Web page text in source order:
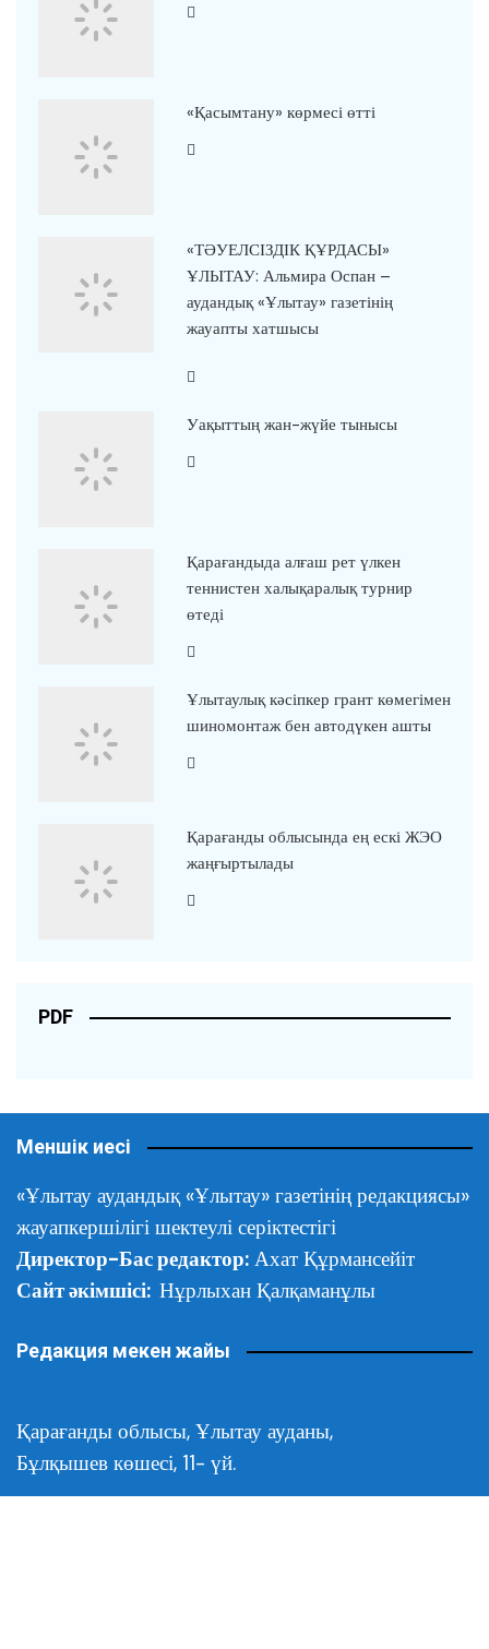
«Қасымтану» көрмесі өтті
«ТӘУЕЛСІЗДІК ҚҰРДАСЫ»
ҰЛЫТАУ: Альмира Оспан –
аудандық «Ұлытау» газетінің
жауапты хатшысы
Уақыттың жан-жүйе тынысы
Қарағандыда алғаш рет үлкен
теннистен халықаралық турнир
өтеді
Ұлытаулық кәсіпкер грант көмегімен
шиномонтаж бен автодүкен ашты
Қарағанды облысында ең ескі ЖЭО
жаңғыртылады
PDF
Меншік иесі
«Ұлытау аудандық «Ұлытау» газетінің редакциясы»
жауапкершілігі шектеулі серіктестігі
Директор-Бас редактор: Ахат Құрмансейіт
Сайт әкімшісі: Нұрлыхан Қалқаманұлы
Редакция мекен жайы
Қарағанды облысы, Ұлытау ауданы,
Бұлқышев көшесі, 11- үй.